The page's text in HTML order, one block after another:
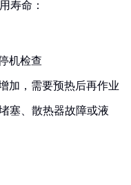
寿命：
机检查
加，需要预热后再作业
塞、散热器故障或液